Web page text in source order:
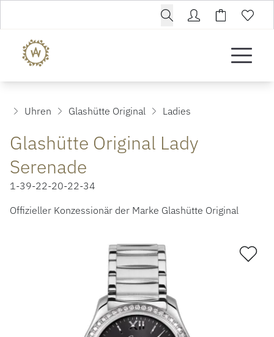
Uhren Glashütte Original Ladies
Glashütte Original Lady
Serenade
1-39-22-20-22-34
Offizieller Konzessionär der Marke Glashütte Original